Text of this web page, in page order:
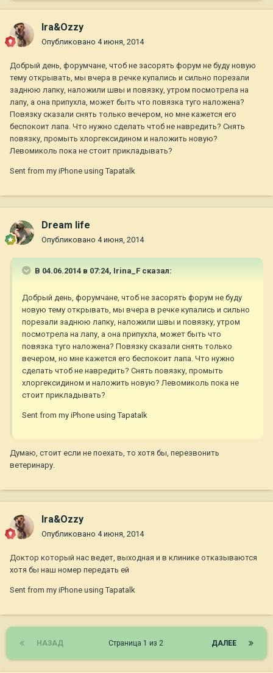
Ira&Ozzy
Опубликовано 4 июня, 2014
Добрый день, форумчане, чтоб не засорять форум не буду новую
тему открывать, мы вчера в речке купались и сильно порезали
заднюю лапку, наложили швы и повязку, утром посмотрела на
лапу, а она припухла, может быть что повязка туго наложена?
Повязку сказали снять только вечером, но мне кажется его
беспокоит лапа. Что нужно сделать чтоб не навредить? Снять
повязку, промыть хлоргексидином и наложить новую?
Левомиколь пока не стоит прикладывать?
Sent from my iPhone using Tapatalk
Dream life
Опубликовано 4 июня, 2014
В 04.06.2014 в 07:24, Irina_F сказал:
Добрый день, форумчане, чтоб не засорять форум не буду
новую тему открывать, мы вчера в речке купались и сильно
порезали заднюю лапку, наложили швы и повязку, утром
посмотрела на лапу, а она припухла, может быть что
повязка туго наложена? Повязку сказали снять только
вечером, но мне кажется его беспокоит лапа. Что нужно
сделать чтоб не навредить? Снять повязку, промыть
хлоргексидином и наложить новую? Левомиколь пока не
стоит прикладывать?
Sent from my iPhone using Tapatalk
Думаю, стоит если не поехать, то хотя бы, перезвонить
ветеринару.
Ira&Ozzy
Опубликовано 4 июня, 2014
Доктор который нас ведет, выходная и в клинике отказываются
хотя бы наш номер передать ей
Sent from my iPhone using Tapatalk
НАЗАД ДАЛЕЕ
Страница 1 из 2